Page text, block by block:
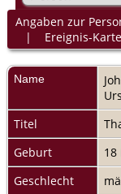
Angaben zur
| Ereignis-Karte
Name
Titel
Geburt
18
Geschlecht